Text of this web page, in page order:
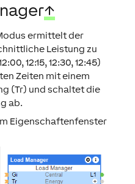
↑
ermittelt der
Leistung zu
12:15, 12:30, 12:45)
Zeiten mit einem
(Tr) und schaltet die
ab.
Eigenschaftenfenster